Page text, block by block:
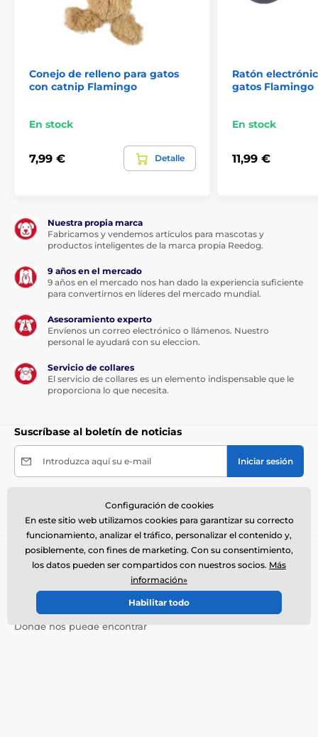
Conejo de relleno para gatos
con catnip Flamingo
En stock
7,99 € Detalle
Ratón
gatos Flamingo
En stock
11,99 €
Nuestra propia marca
Fabricamos y vendemos artículos para mascotas y
productos inteligentes de la marca propia Reedog.
9 años en el mercado
9 años en el mercado nos han dado la experiencia suficiente
para convertirnos en líderes del mercado mundial.
Asesoramiento experto
Envíenos un correo electrónico o llámenos. Nuestro
personal le ayudará con su eleccion.
Servicio de collares
El servicio de collares es un elemento indispensable que le
proporciona lo que necesita.
Suscríbase al boletín de noticias
Introduzca aquí su e-mail Iniciar sesión
datos personales.
Necesita ayuda ?
El servicio de atención al cliente está disponible
info@electro-collares.es
Dónde nos puede encontrar
Configuración de cookies
En este sitio web utilizamos cookies para garantizar su correcto
funcionamiento, analizar el tráfico, personalizar el contenido y,
posiblemente, con fines de marketing. Con su consentimiento,
los datos pueden ser compartidos con nuestros socios. Más
información»
Habilitar todo